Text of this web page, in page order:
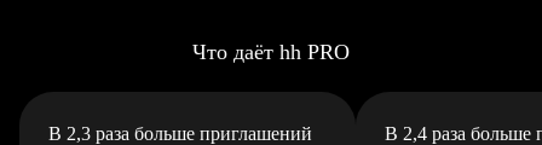
Что даёт hh PRO
В 2,3 раза больше приглашений В 2,4 раза больше